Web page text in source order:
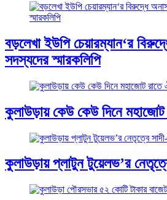
বড়লেখা ইউপি চেয়ারম্যান‘র
সদস্যদের স্মারকলিপি
কুলাউড়ায় কেউ কেউ দিনে
কুলাউড়ায় প্লাটুন টুয়েলভ’র